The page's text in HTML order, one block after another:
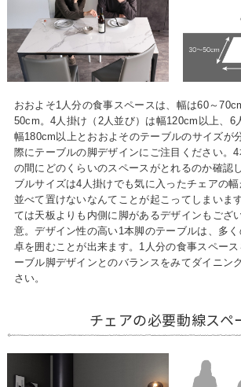
おおよそ1人分の食事スペースは、幅は60～
50cm。4人掛け（2人並び）は幅120cm以上、6
幅180cm以上とおおよそのテーブルのサイズが
際にテーブルの脚デザインにご注目ください。
の間にどのくらいのスペースがとれるのか確認
ブルサイズは4人掛けでも気に入ったチェアの
並べて置けないなんてことが起こってしまいま
ては天板よりも内側に脚があるデザインもござ
意。デザイン性の高い1本脚のテーブルは、多
卓を囲むことが出来ます。1人分の食事スペー
ーブル脚デザインとのバランスをみてダイニン
さい。
チェアの必要動線スペ